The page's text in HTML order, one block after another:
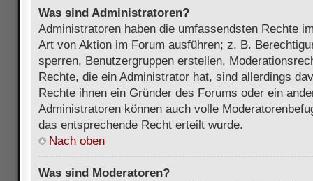
Was sind Administratoren?
Administratoren haben die umfassendsten Rechte
Art von Aktion im Forum ausführen; z. B.
sperren, Benutzergruppen erstellen,
Rechte, die ein Administrator hat, sind allerdings
Rechte ihnen ein Gründer des Forums oder ein
Administratoren können auch volle
das entsprechende Recht erteilt wurde.
Nach oben
Was sind Moderatoren?